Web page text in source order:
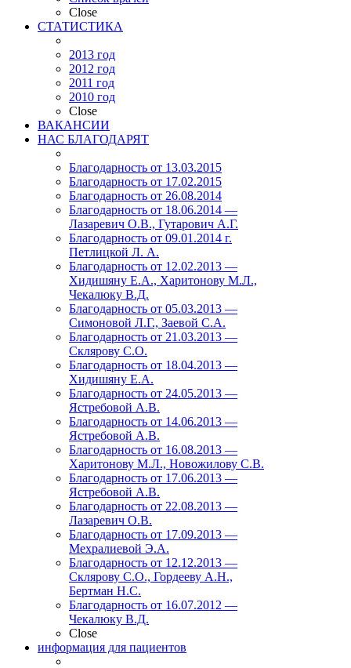
Close
СТАТИСТИКА
2013 год
2012 год
2011 год
2010 год
Close
ВАКАНСИИ
НАС БЛАГОДАРЯТ
Благодарность от 13.03.2015
Благодарность от 17.02.2015
Благодарность от 26.08.2014
Благодарность от 18.06.2014 —
Лазаревич О.В., Гутарович А.Г.
Благодарность от 09.01.2014 г.
Петлицкой Л. А.
Благодарность от 12.02.2013 —
Хидишяну Е.А., Харитонову М.Л.,
Чекалюку В.Д.
Благодарность от 05.03.2013 —
Симоновой Л.Г., Заевой С.А.
Благодарность от 21.03.2013 —
Склярову С.О.
Благодарность от 18.04.2013 —
Хидишяну Е.А.
Благодарность от 24.05.2013 —
Ястребовой А.В.
Благодарность от 14.06.2013 —
Ястребовой А.В.
Благодарность от 16.08.2013 —
Харитонову М.Л., Новожилову С.В.
Благодарность от 17.06.2013 —
Ястребовой А.В.
Благодарность от 22.08.2013 —
Лазаревич О.В.
Благодарность от 17.09.2013 —
Мехралиевой Э.А.
Благодарность от 12.12.2013 —
Склярову С.О., Гордееву А.Н.,
Бертман Н.С.
Благодарность от 16.07.2012 —
Чекалюку В.Д.
Close
информация для пациентов